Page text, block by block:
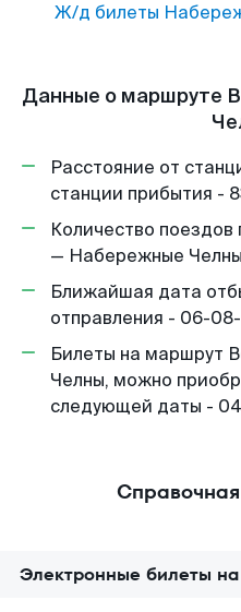
Ж/д билеты
Данные о маршруте
Расстояние от
станции прибытия -
Количество
— Набережные
Ближайшая дата
отправления - 06-
Билеты на маршрут
Челны, можно
следующей даты -
Электронные билеты